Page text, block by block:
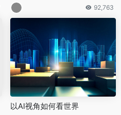
92,763
以AI视角如何看世界